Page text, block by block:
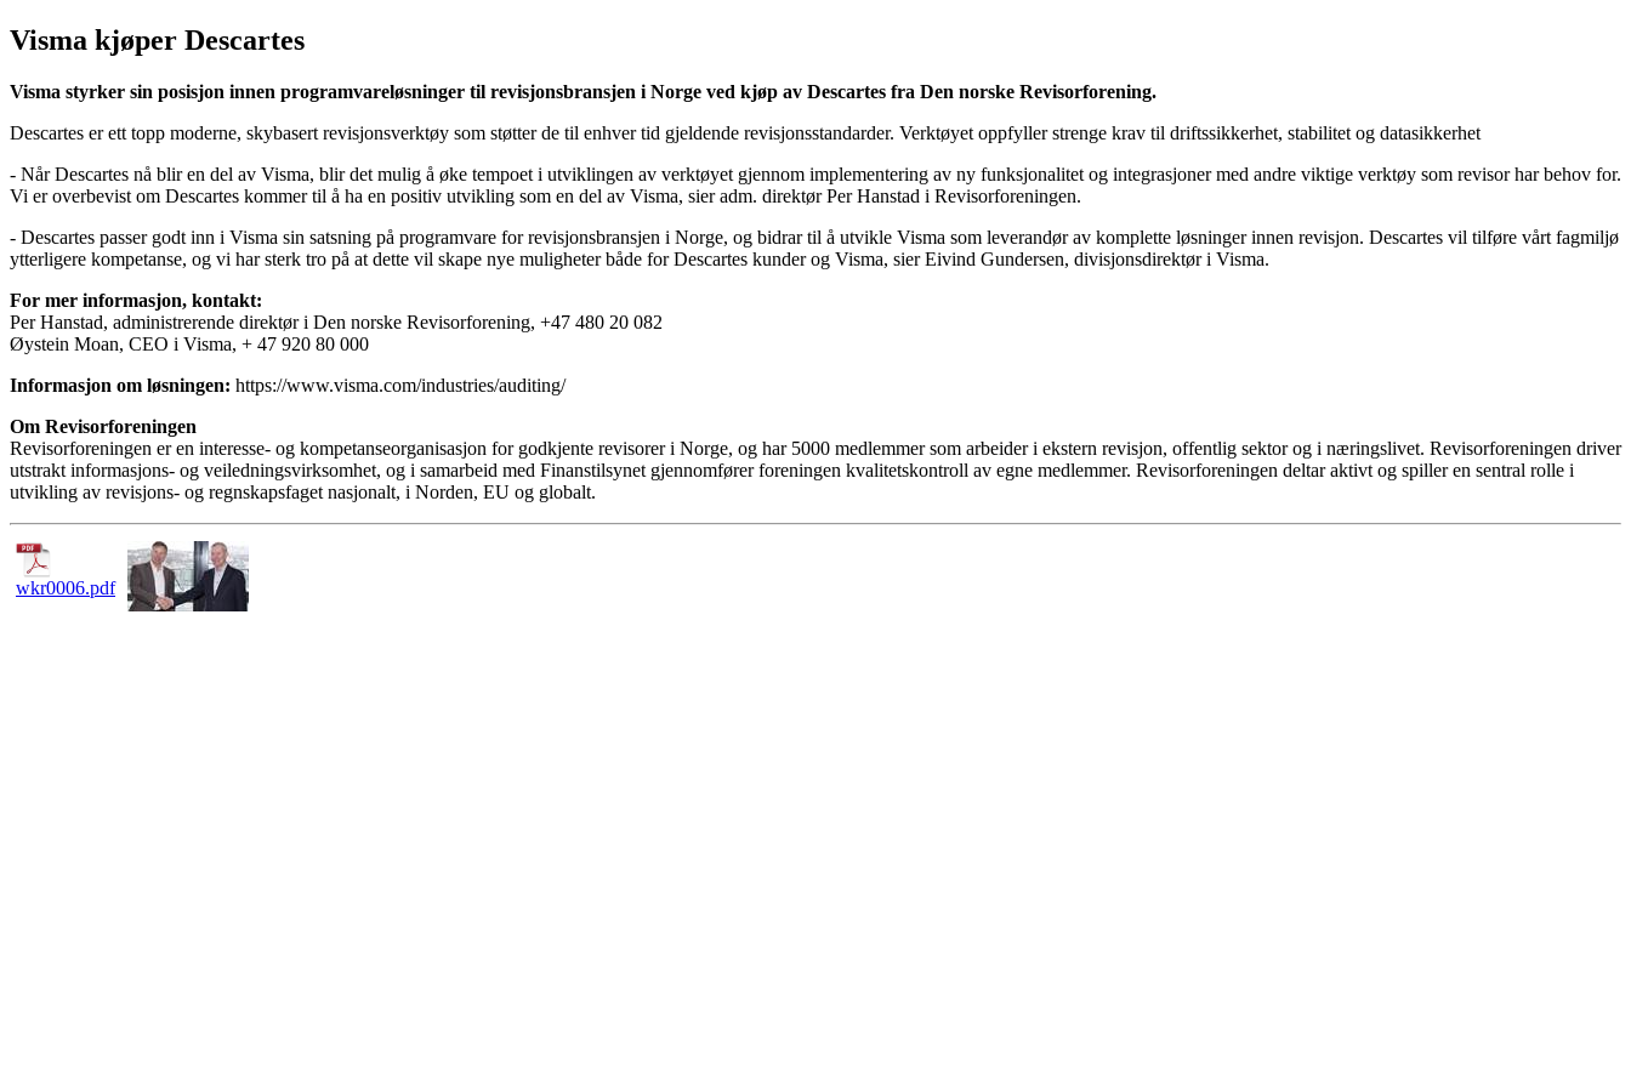
​Visma kjøper Descartes
Visma styrker sin posisjon innen programvareløsninger til revisjonsbransjen i Norge ved kjøp av Descartes fra Den norske Revisorforening.
Descartes er ett topp moderne, skybasert revisjonsverktøy som støtter de til enhver tid gjeldende revisjonsstandarder. Verktøyet oppfyller strenge krav til driftssikkerhet, stabilitet og datasikkerhet
- Når Descartes nå blir en del av Visma, blir det mulig å øke tempoet i utviklingen av verktøyet gjennom implementering av ny funksjonalitet og integrasjoner med andre viktige verktøy som revisor har behov for.
Vi er overbevist om Descartes kommer til å ha en positiv utvikling som en del av Visma, sier adm. direktør Per Hanstad i Revisorforeningen.
- Descartes passer godt inn i Visma sin satsning på programvare for revisjonsbransjen i Norge, og bidrar til å utvikle Visma som leverandør av komplette løsninger innen revisjon. Descartes vil tilføre vårt fagmiljø
ytterligere kompetanse, og vi har sterk tro på at dette vil skape nye muligheter både for Descartes kunder og Visma, sier Eivind Gundersen, divisjonsdirektør i Visma.
For mer informasjon, kontakt:
Per Hanstad, administrerende direktør i Den norske Revisorforening, +47 480 20 082
Øystein Moan, CEO i Visma, + 47 920 80 000
Informasjon om løsningen: https://www.visma.com/industries/auditing/
Om Revisorforeningen
Revisorforeningen er en interesse- og kompetanseorganisasjon for godkjente revisorer i Norge, og har 5000 medlemmer som arbeider i ekstern revisjon, offentlig sektor og i næringslivet. Revisorforeningen driver
utstrakt informasjons- og veiledningsvirksomhet, og i samarbeid med Finanstilsynet gjennomfører foreningen kvalitetskontroll av egne medlemmer. Revisorforeningen deltar aktivt og spiller en sentral rolle i
utvikling av revisjons- og regnskapsfaget nasjonalt, i Norden, EU og globalt.
wkr0006.pdf